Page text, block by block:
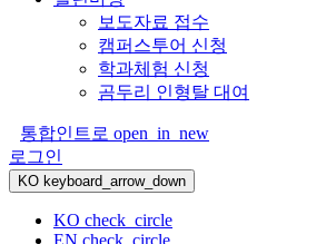
보도자료 접수
캠퍼스투어 신청
학과체험 신청
곰두리 인형탈 대여
통합인트로 open_in_new
로그인
KO keyboard_arrow_down
KO check_circle
EN check_circle